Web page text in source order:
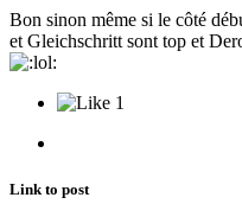
Bon sinon même si le côté
et Gleichschritt sont top et
1
Link to post